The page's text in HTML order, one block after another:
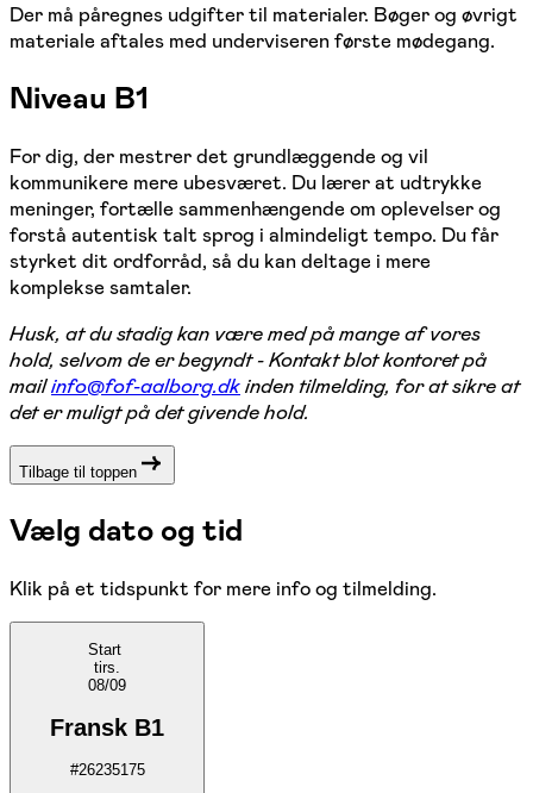
Der må påregnes udgifter til materialer. Bøger og øvrigt
materiale aftales med underviseren første mødegang.
Niveau B1
For dig, der mestrer det grundlæggende og vil
kommunikere mere ubesværet. Du lærer at udtrykke
meninger, fortælle sammenhængende om oplevelser og
forstå autentisk talt sprog i almindeligt tempo. Du får
styrket dit ordforråd, så du kan deltage i mere
komplekse samtaler.
Husk, at du stadig kan være med på mange af vores
hold, selvom de er begyndt - Kontakt blot kontoret på
mailinfo@fof-aalborg.dkinden tilmelding, for at sikre at
det er muligt på det givende hold.
Tilbage til toppen
Vælg dato og tid
Klik på et tidspunkt for mere info og tilmelding.
Start
tirs.
08/09
Fransk B1
#26235175